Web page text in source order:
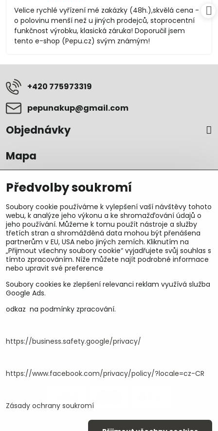
/
5
Velice rychlé vyřízení mé zakázky (48h.),skvělá cena -
o polovinu menší než u jiných prodejců, stoprocentní
funkčnost výrobku, klasická záruka! Doporučil jsem
tento e-shop (Pepu.cz) svým známým!
+420 775973319
pepunakup​@gmail​.com
Objednávky
Mapa
U&M parts s.r.o.
U Zastávky 150, Horní Staré Město
DIČ CZ25930184
2026Copyright
Předvolby soukromí
Soubory cookie používáme k vylepšení vaší návštěvy tohoto
webu, k analýze jeho výkonu a ke shromažďování údajů o
jeho používání. Můžeme k tomu použít nástroje a služby
třetích stran a shromážděná data mohou být přenášena
partnerům v EU, USA nebo jiných zemích. Kliknutím na
„Přijmout všechny soubory cookie“ vyjadřujete svůj souhlas s
tímto zpracováním. Níže můžete najít podrobné informace
nebo upravit své preference
Soubory cookies ke zlepšení relevanci reklam využívá služba
Google Ads.
odkaz na podmínky zpracování.
https://business.safety.google/privacy/
https://www.facebook.com/privacy/policy/?locale=cz-CR
Zásady ochrany soukromí